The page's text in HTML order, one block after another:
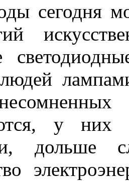
сегодня
у них
дольше